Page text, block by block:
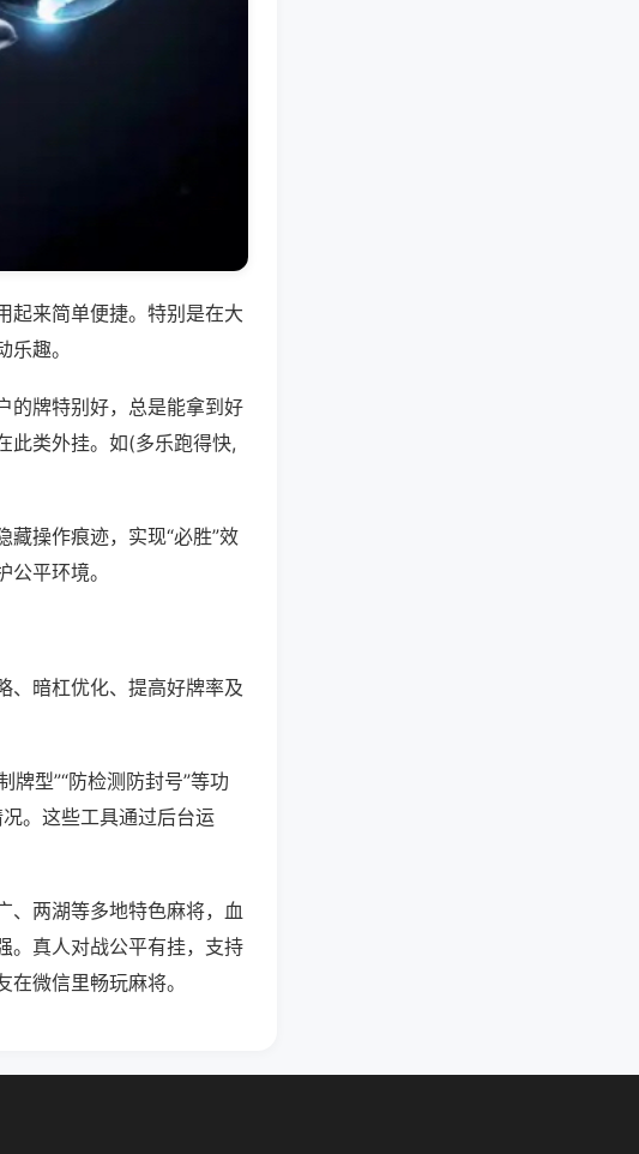
起来简单便捷。特别是在大
趣。
的牌特别好，总是能拿到好
此类外挂。如(多乐跑得快,
操作痕迹，实现“必胜”效
平环境。
、暗杠优化、提高好牌率及
牌型”“防检测防封号”等功
。这些工具通过后台运
、两湖等多地特色麻将，血
。真人对战公平有挂，支持
微信里畅玩麻将。